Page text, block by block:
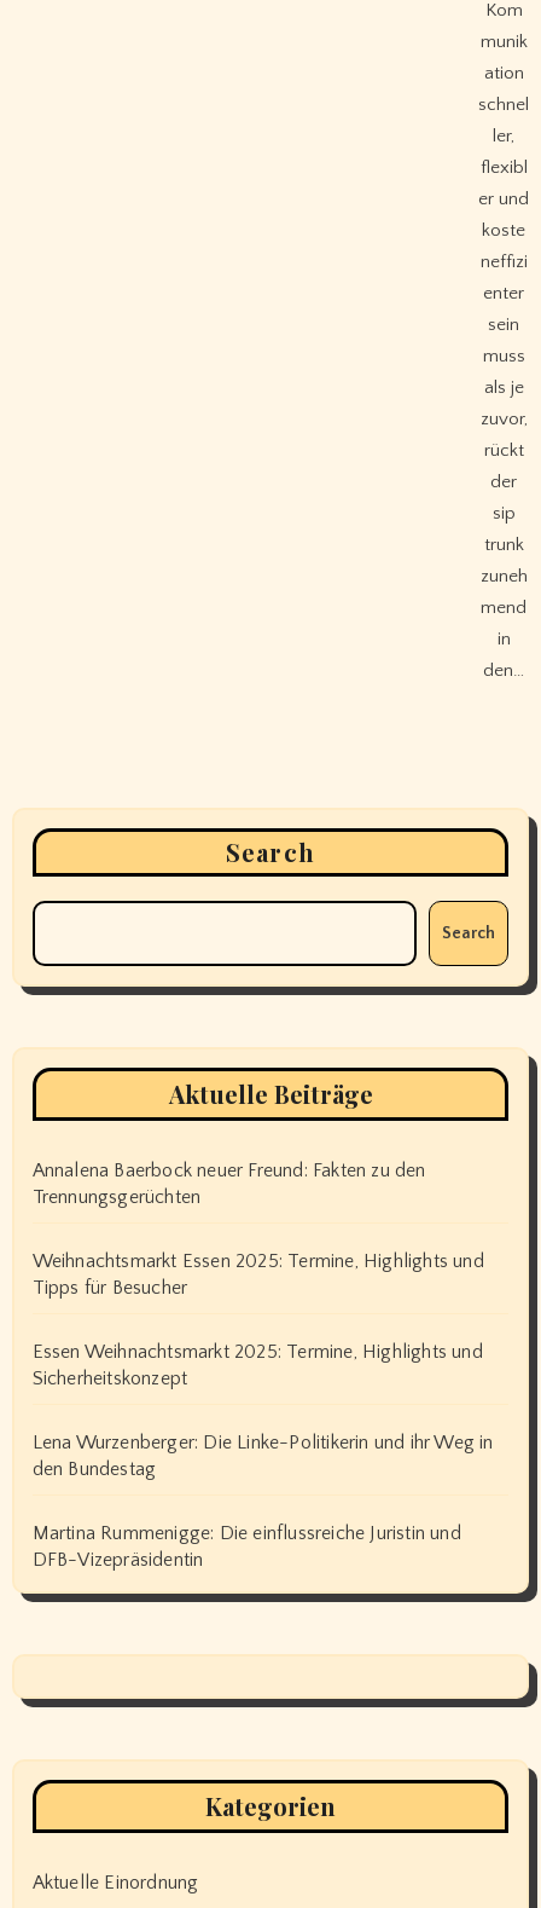
Kom
munik
ation
schnel
ler,
flexibl
er und
koste
neffizi
enter
sein
muss
als je
zuvor,
rückt
der
sip
trunk
zuneh
mend
in
den…
Search
Search
Aktuelle Beiträge
Annalena Baerbock neuer Freund: Fakten zu den
Trennungsgerüchten
Weihnachtsmarkt Essen 2025: Termine, Highlights und
Tipps für Besucher
Essen Weihnachtsmarkt 2025: Termine, Highlights und
Sicherheitskonzept
Lena Wurzenberger: Die Linke-Politikerin und ihr Weg in
den Bundestag
Martina Rummenigge: Die einflussreiche Juristin und
DFB-Vizepräsidentin
Kategorien
Aktuelle Einordnung